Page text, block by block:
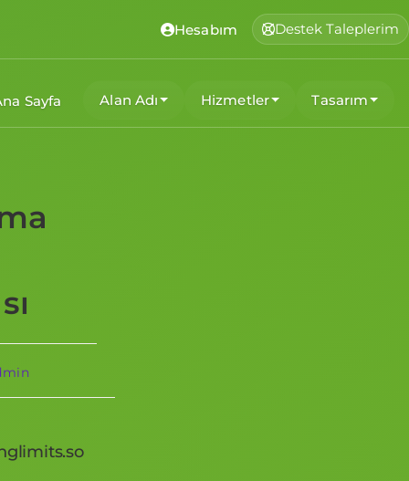
Hesabım Destek Taleplerim
Sayfa Alan Adı Hizmetler Tasarım